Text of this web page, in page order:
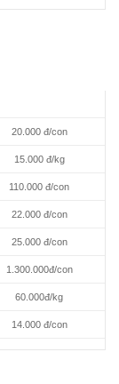
20.000 đ/con
15.000 đ/kg
110.000 đ/con
22.000 đ/con
25.000 đ/con
1.300.000đ/con
60.000đ/kg
14.000 đ/con